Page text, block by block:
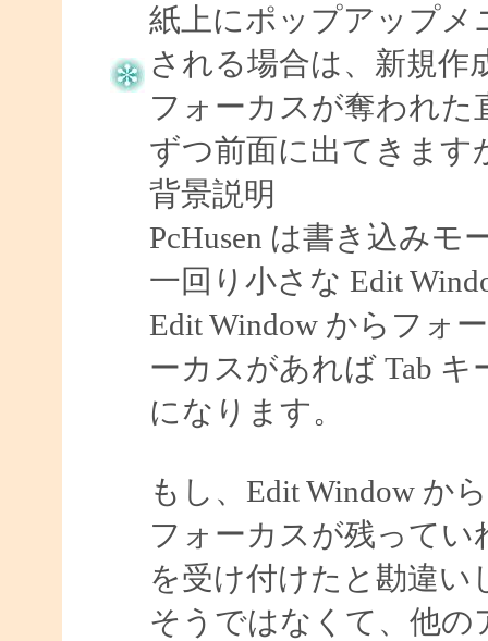
紙上にポップアップメ
される場合は、新規作
フォーカスが奪われた
ずつ前面に出てきます
背景説明
PcHusen は書き込みモ
一回り小さな Edit
Edit Window からフォ
ーカスがあれば Tab
になります。
もし、Edit Window か
フォーカスが残ってい
を受け付けたと勘違い
そうではなくて、他